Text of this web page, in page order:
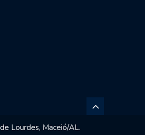
Lourdes, Maceió/AL.